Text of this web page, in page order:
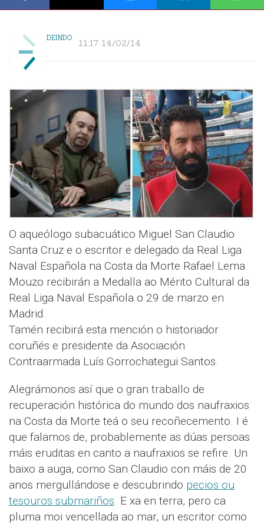
DEINDO 11:17 14/02/14
O aqueólogo subacuático Miguel San Claudio
Santa Cruz e o escritor e delegado da Real Liga
Naval Española na Costa da Morte Rafael Lema
Mouzo recibirán a Medalla ao Mérito Cultural da
Real Liga Naval Española o 29 de marzo en
Madrid.
Tamén recibirá esta mención o historiador
coruñés e presidente da Asociación
Contraarmada Luís Gorrochategui Santos.
Alegrámonos así que o gran traballo de
recuperación histórica do mundo dos naufraxios
na Costa da Morte teá o seu recoñecemento. I é
que falamos de, probablemente as dúas persoas
máis eruditas en canto a naufraxios se refire. Un
baixo a auga, como San Claudio con máis de 20
anos mergullándose e descubrindo pecios ou
tesouros submariños. E xa en terra, pero ca
pluma moi vencellada ao mar, un escritor como